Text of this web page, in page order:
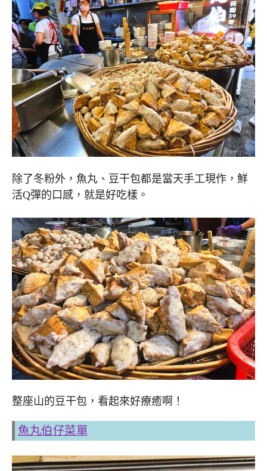
除了冬粉外，魚丸、豆干包都是當天手工現作，鮮
活Q彈的口感，就是好吃樣。
整座山的豆干包，看起來好療癒啊！
魚丸伯仔菜單